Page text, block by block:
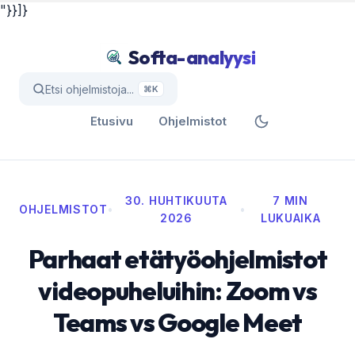
"}}]}
Softa-analyysi
Etsi ohjelmistoja... ⌘K
Etusivu Ohjelmistot
OHJELMISTOT•
30. HUHTIKUUTA
2026
•
7 MIN
LUKUAIKA
Parhaat etätyöohjelmistot
videopuheluihin: Zoom vs
Teams vs Google Meet